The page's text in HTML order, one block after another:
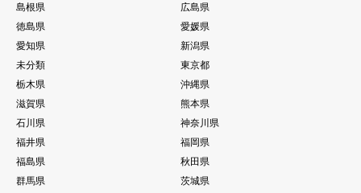
島根県
広島県
徳島県
愛媛県
愛知県
新潟県
未分類
東京都
栃木県
沖縄県
滋賀県
熊本県
石川県
神奈川県
福井県
福岡県
福島県
秋田県
群馬県
茨城県